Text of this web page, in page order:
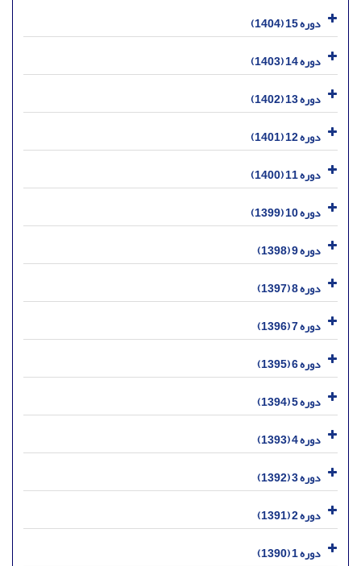
دوره 15 (1404)
دوره 14 (1403)
دوره 13 (1402)
دوره 12 (1401)
دوره 11 (1400)
دوره 10 (1399)
دوره 9 (1398)
دوره 8 (1397)
دوره 7 (1396)
دوره 6 (1395)
دوره 5 (1394)
دوره 4 (1393)
دوره 3 (1392)
دوره 2 (1391)
دوره 1 (1390)